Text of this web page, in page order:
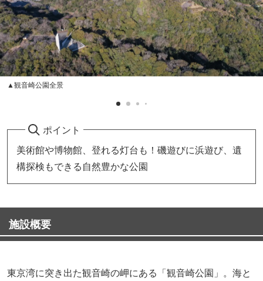
▲観音崎公園全景
ポイント
美術館や博物館、登れる灯台も！磯遊びに浜遊び、遺
構探検もできる自然豊かな公園
施設概要
東京湾に突き出た観音崎の岬にある「観音崎公園」。海と